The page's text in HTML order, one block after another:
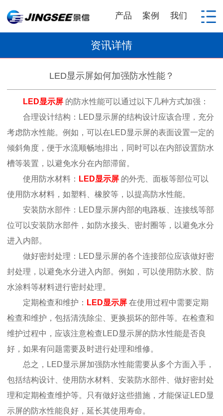
产品 案例 我们
资讯详情
LED显示屏如何加强防水性能？
LED显示屏 的防水性能可以通过以下几种方式加强：
合理设计结构：LED显示屏的结构设计应该合理，充分
考虑防水性能。例如，可以在LED显示屏的表面设置一定的
倾斜角度，便于水流顺畅地排出，同时可以在内部设置防水
槽等装置，以避免水分在内部滞留。
使用防水材料： LED显示屏 的外壳、面板等部位可以
使用防水材料，如塑料、橡胶等，以提高防水性能。
安装防水部件：LED显示屏内部的电路板、连接线等部
位可以安装防水部件，如防水接头、密封圈等，以避免水分
进入内部。
做好密封处理：LED显示屏的各个连接部位应该做好密
封处理，以避免水分进入内部。例如，可以使用防水胶、防
水涂料等材料进行密封处理。
定期检查和维护： LED显示屏 在使用过程中需要定期
检查和维护，包括清洗除尘、更换损坏的部件等。在检查和
维护过程中，应该注意检查LED显示屏的防水性能是否良
好，如果有问题需要及时进行处理和维修。
总之，LED显示屏加强防水性能需要从多个方面入手，
包括结构设计、使用防水材料、安装防水部件、做好密封处
理和定期检查维护等。只有做好这些措施，才能保证LED显
示屏的防水性能良好，延长其使用寿命。